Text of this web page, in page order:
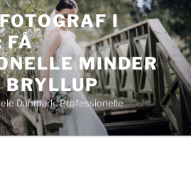
I
FÅ
MINDER
BRYLLUP
Danmark. Professionelle